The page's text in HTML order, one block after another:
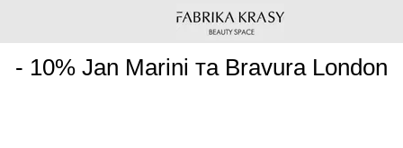
- 10% Jan Marini та Bravura London